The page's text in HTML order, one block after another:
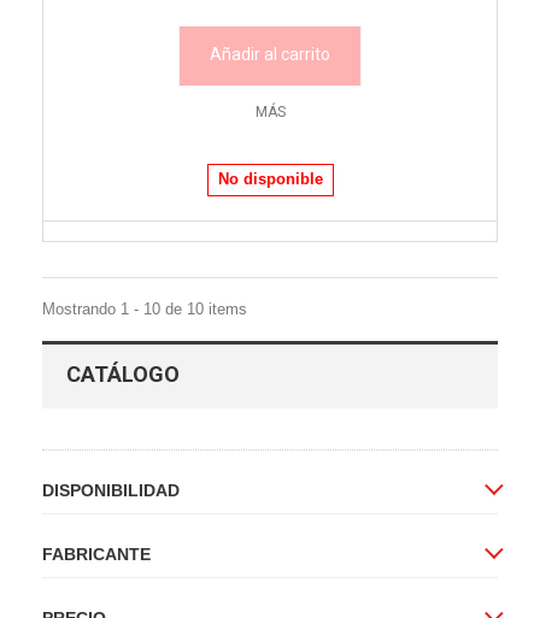
Añadir al carrito
MÁS
No disponible
Mostrando 1 - 10 de 10 items
CATÁLOGO
DISPONIBILIDAD
FABRICANTE